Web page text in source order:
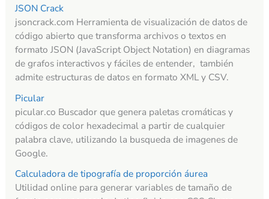
JSON Crack
jsoncrack.com Herramienta de visualización de datos de
código abierto que transforma archivos o textos en
formato JSON (JavaScript Object Notation) en diagramas
de grafos interactivos y fáciles de entender, también
admite estructuras de datos en formato XML y CSV.
Picular
picular.co Buscador que genera paletas cromáticas y
códigos de color hexadecimal a partir de cualquier
palabra clave, utilizando la busqueda de imagenes de
Google.
Calculadora de tipografía de proporción áurea
Utilidad online para generar variables de tamaño de